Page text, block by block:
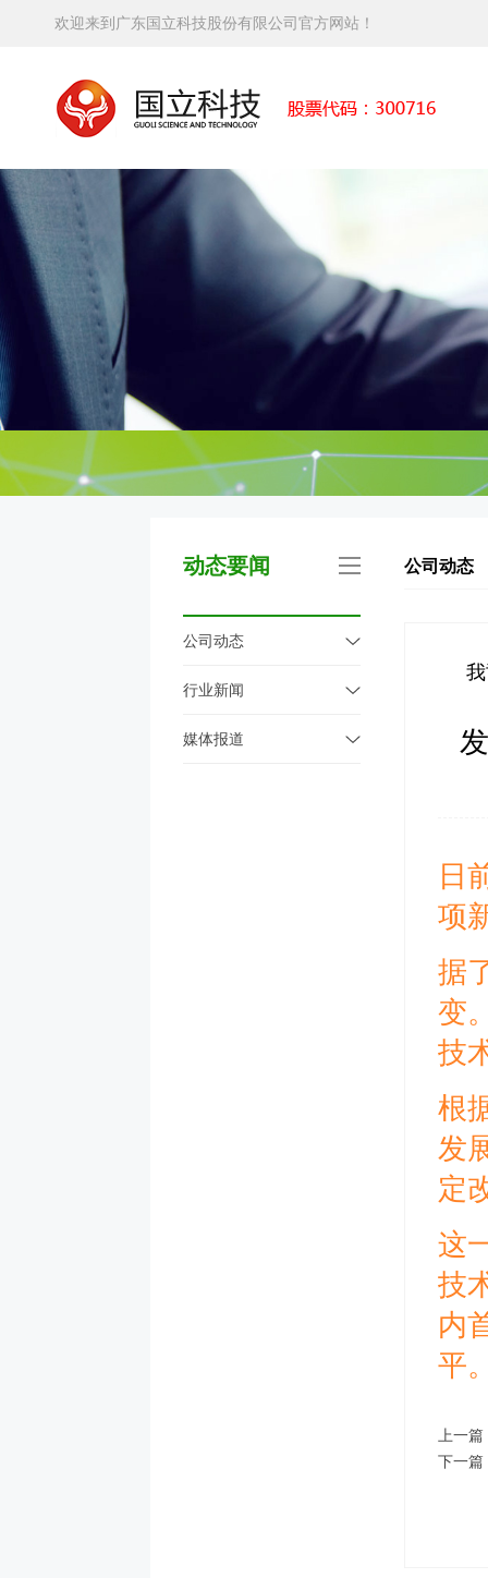
欢迎来到广东国立科技股份有限公司官方网站！
动态要闻
公司动态
行业新闻
媒体报道
公司动态
日
项
据
变
技
根
发
定
这
技
内
平
上一
下一篇